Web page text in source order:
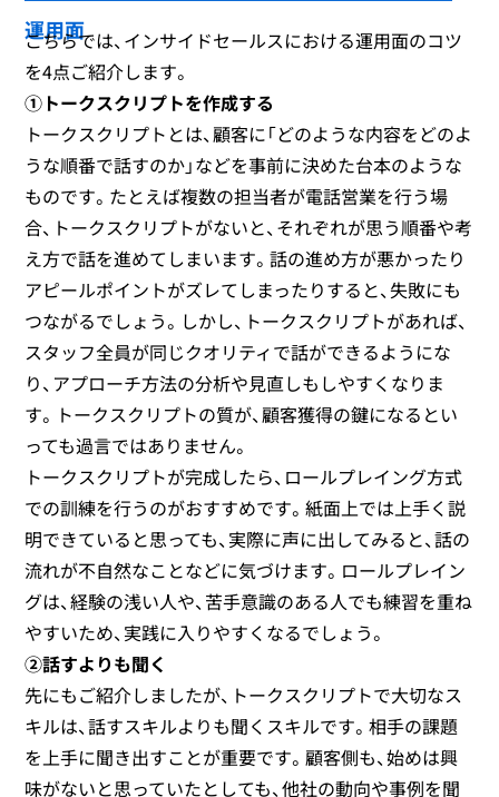
運用面
こちらでは、インサイドセールスにおける運用面のコツ
を4点ご紹介します。
①トークスクリプトを作成する
トークスクリプトとは、顧客に「どのような内容をどのよ
うな順番で話すのか」などを事前に決めた台本のような
ものです。たとえば複数の担当者が電話営業を行う場
合、トークスクリプトがないと、それぞれが思う順番や考
え方で話を進めてしまいます。話の進め方が悪かったり
アピールポイントがズレてしまったりすると、失敗にも
つながるでしょう。しかし、トークスクリプトがあれば、
スタッフ全員が同じクオリティで話ができるようにな
り、アプローチ方法の分析や見直しもしやすくなりま
す。トークスクリプトの質が、顧客獲得の鍵になるとい
っても過言ではありません。
トークスクリプトが完成したら、ロールプレイング方式
での訓練を行うのがおすすめです。紙面上では上手く説
明できていると思っても、実際に声に出してみると、話の
流れが不自然なことなどに気づけます。ロールプレイン
グは、経験の浅い人や、苦手意識のある人でも練習を重ね
やすいため、実践に入りやすくなるでしょう。
②話すよりも聞く
先にもご紹介しましたが、トークスクリプトで大切なス
キルは、話すスキルよりも聞くスキルです。相手の課題
を上手に聞き出すことが重要です。顧客側も、始めは興
味がないと思っていたとしても、他社の動向や事例を聞